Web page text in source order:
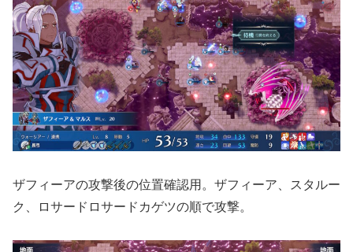
ザフィーアの攻撃後の位置確認用。ザフィーア、スタルー
ク、ロサードロサードカゲツの順で攻撃。